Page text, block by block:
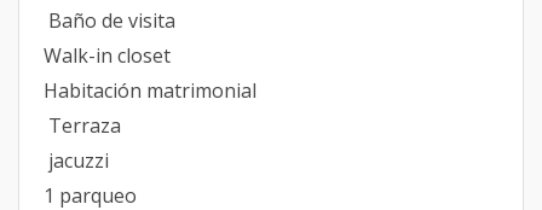
Baño de visita
Walk-in closet
Habitación matrimonial
Terraza
jacuzzi
1 parqueo